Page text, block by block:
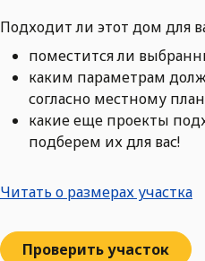
Подходит ли этот дом для
поместится ли
каким параметрам
согласно местному
какие еще проекты
подберем их для вас!
Читать о размерах участка
Проверить участок